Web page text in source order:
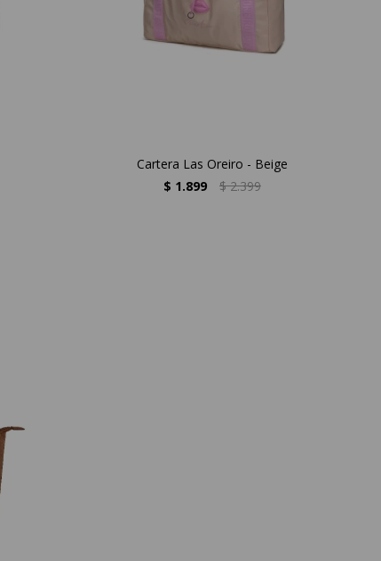
Cartera Las Oreiro - Beige
$ 1.899 $ 2.399